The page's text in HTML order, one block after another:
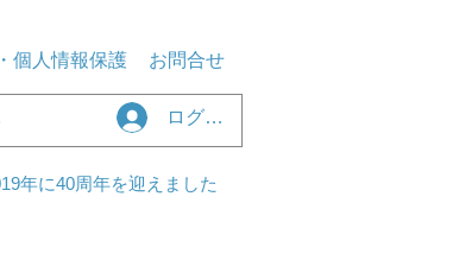
個人情報保護 お問合せ
ログイン
年に40周年を迎えました